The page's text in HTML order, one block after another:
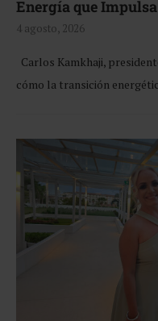
Energía que
4 agosto, 2026
Carlos Kamkhaji,
cómo la transición